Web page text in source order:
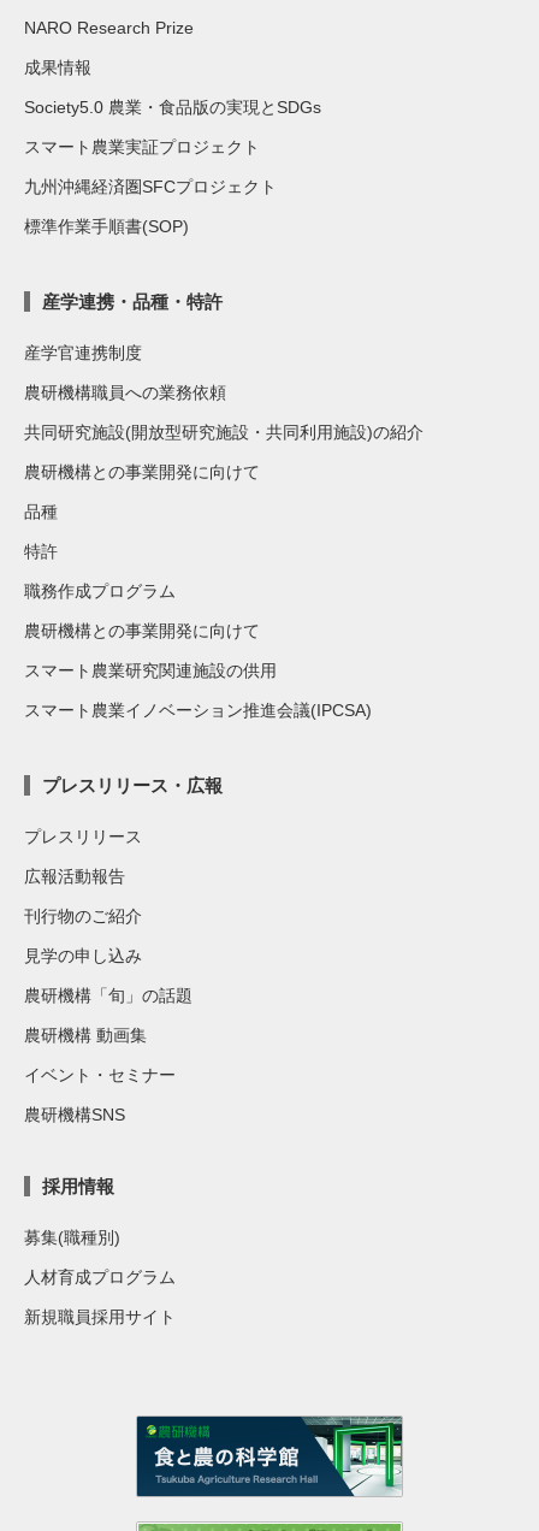
NARO Research Prize
成果情報
Society5.0 農業・食品版の実現とSDGs
スマート農業実証プロジェクト
九州沖縄経済圏SFCプロジェクト
標準作業手順書(SOP)
産学連携・品種・特許
産学官連携制度
農研機構職員への業務依頼
共同研究施設(開放型研究施設・共同利用施設)の紹介
農研機構との事業開発に向けて
品種
特許
職務作成プログラム
農研機構との事業開発に向けて
スマート農業研究関連施設の供用
スマート農業イノベーション推進会議(IPCSA)
プレスリリース・広報
プレスリリース
広報活動報告
刊行物のご紹介
見学の申し込み
農研機構「旬」の話題
農研機構 動画集
イベント・セミナー
農研機構SNS
採用情報
募集(職種別)
人材育成プログラム
新規職員採用サイト